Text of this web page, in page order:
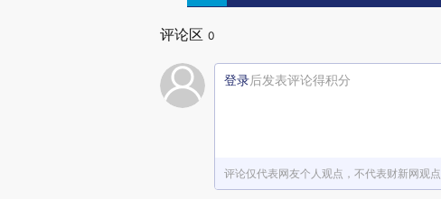
评论区 0
登录后发表评论得积分
评论仅代表网友个人观点，不代表财新网观点